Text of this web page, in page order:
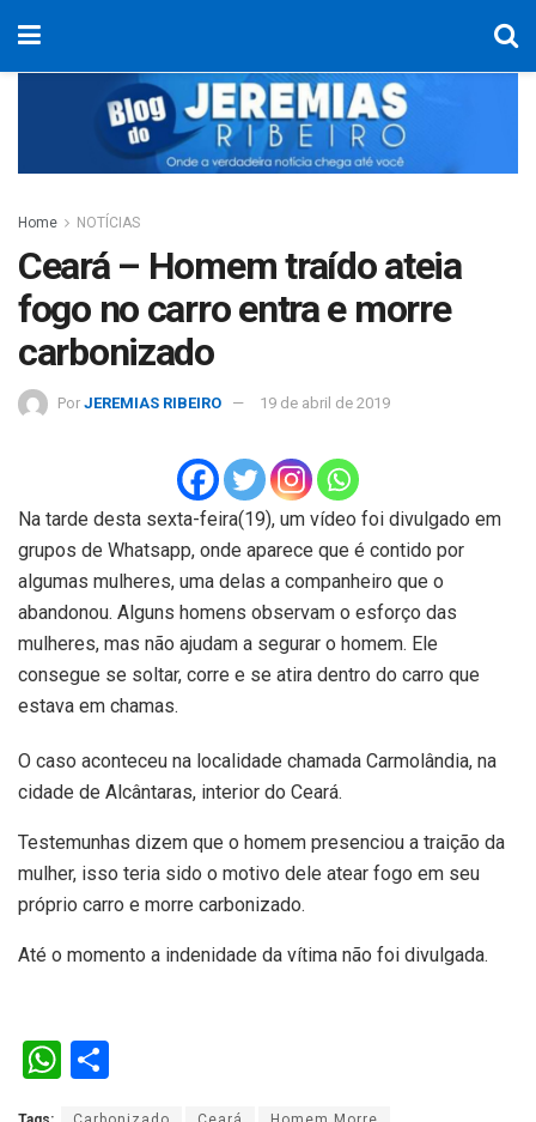
Home NOTÍCIAS
Ceará – Homem traído ateia
fogo no carro entra e morre
carbonizado
Por JEREMIAS RIBEIRO 19 de abril de 2019
Na tarde desta sexta-feira(19), um vídeo foi divulgado em
grupos de Whatsapp, onde aparece que é contido por
algumas mulheres, uma delas a companheiro que o
abandonou. Alguns homens observam o esforço das
mulheres, mas não ajudam a segurar o homem. Ele
consegue se soltar, corre e se atira dentro do carro que
estava em chamas.
O caso aconteceu na localidade chamada Carmolândia, na
cidade de Alcântaras, interior do Ceará.
Testemunhas dizem que o homem presenciou a traição da
mulher, isso teria sido o motivo dele atear fogo em seu
próprio carro e morre carbonizado.
Até o momento a indenidade da vítima não foi divulgada.
W